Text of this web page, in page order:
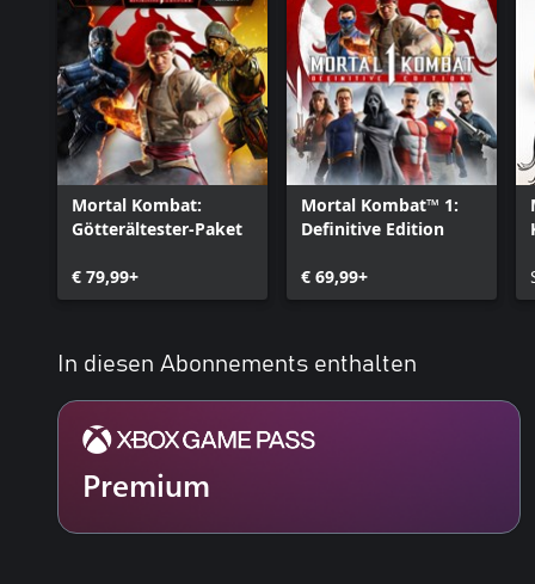
Mortal Kombat:
Götterältester-Paket
€ 79,99+
Mortal Kombat™ 1:
Definitive Edition
€ 69,99+
In diesen Abonnements enthalten
Premium